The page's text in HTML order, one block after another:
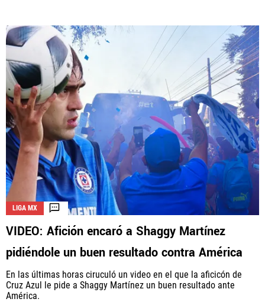
LIGA MX
VIDEO: Afición encaró a Shaggy Martínez
pidiéndole un buen resultado contra América
En las últimas horas ciruculó un video en el que la aficicón de
Cruz Azul le pide a Shaggy Martínez un buen resultado ante
América.